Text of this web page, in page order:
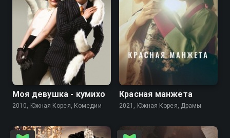
7.7 7.6
Моя девушка - кумихо
2010, Южная Корея, Комедии
8.3 8.4
Красная манжета
2021, Южная Корея, Драмы